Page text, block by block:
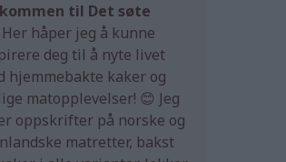
til Det søte
Her håper jeg å kunne
deg til å nyte livet
hjemmebakte kaker og
matopplevelser! 😊 Jeg
oppskrifter på norske og
matretter, bakst